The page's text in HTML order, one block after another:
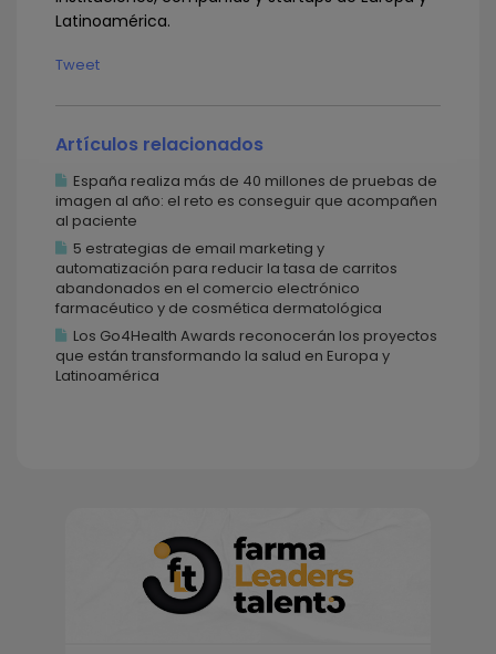
Latinoamérica.
Tweet
Artículos relacionados
España realiza más de 40 millones de pruebas de
imagen al año: el reto es conseguir que acompañen
al paciente
5 estrategias de email marketing y
automatización para reducir la tasa de carritos
abandonados en el comercio electrónico
farmacéutico y de cosmética dermatológica
Los Go4Health Awards reconocerán los proyectos
que están transformando la salud en Europa y
Latinoamérica